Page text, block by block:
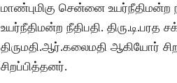
மாண்புமிகு சென்னை உயர்நீதிமன்ற
உயர்நீதிமன்ற நீதிபதி.
திருமதி.ஆர்.கலைமதி ஆகியோர்
சிறப்பித்தனர்.